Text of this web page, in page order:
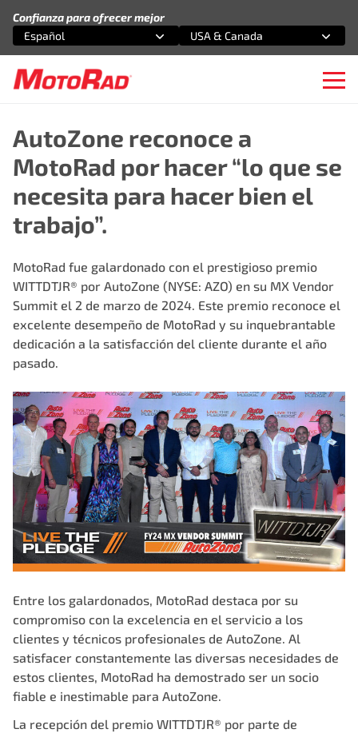
Confianza para ofrecer mejor
Selecciona una opción
Español
Selecciona una opción
USA & Canada
AutoZone reconoce a
MotoRad por hacer “lo que se
necesita para hacer bien el
trabajo”.
MotoRad fue galardonado con el prestigioso premio
WITTDTJR® por AutoZone (NYSE: AZO) en su MX Vendor
Summit el 2 de marzo de 2024. Este premio reconoce el
excelente desempeño de MotoRad y su inquebrantable
dedicación a la satisfacción del cliente durante el año
pasado.
Entre los galardonados, MotoRad destaca por su
compromiso con la excelencia en el servicio a los
clientes y técnicos profesionales de AutoZone. Al
satisfacer constantemente las diversas necesidades de
estos clientes, MotoRad ha demostrado ser un socio
fiable e inestimable para AutoZone.
La recepción del premio WITTDTJR® por parte de